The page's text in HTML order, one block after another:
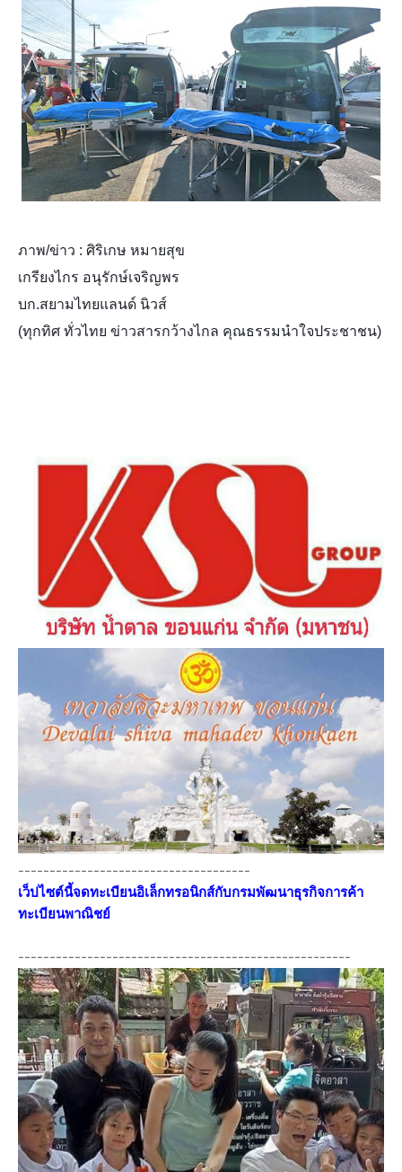
ภาพ/ข่าว : ศิริเกษ หมายสุข
เกรียงไกร อนุรักษ์เจริญพร
บก.สยามไทยแลนด์ นิวส์
(ทุกทิศ ทั่วไทย ข่าวสารกว้างไกล คุณธรรมนำใจประชาชน)
-------------------------------------
เว็ปไซต์นี้จดทะเบียนอิเล็กทรอนิกส์กับกรมพัฒนาธุรกิจการค้า
ทะเบียนพาณิชย์
-----------------------------------------------------